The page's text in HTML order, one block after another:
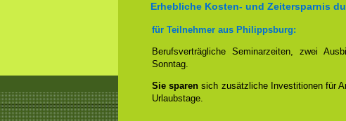
Erhebliche Kosten- und Zeitersparnis
für Teilnehmer aus Philippsburg:
Berufsverträgliche Seminarzeiten, zwei
Sonntag.
Sie sparensich zusätzliche Investitionen für
Urlaubstage.